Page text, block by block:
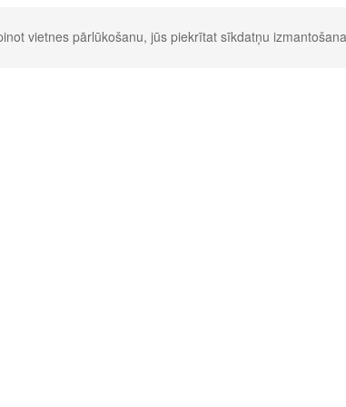
vietnes pārlūkošanu, jūs piekrītat sīkdatņu